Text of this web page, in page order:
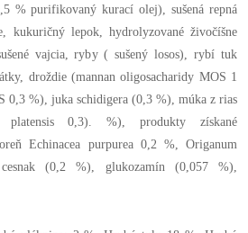
% purifikovaný kurací olej), sušená repná
kukuričný lepok, hydrolyzované živočíšne
vajcia, ryby ( sušený losos), rybí tuk
droždie (mannan oligosacharidy MOS 1
0,3 %), juka schidigera (0,3 %), múka z rias
platensis 0,3). %), produkty získané
Echinacea purpurea 0,2 %, Origanum
(0,2 %), glukozamín (0,057 %),